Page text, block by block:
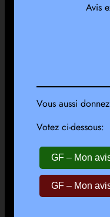
Avis
Vous aussi
Votez ci-dessous:
GF – Mon
GF – Mon